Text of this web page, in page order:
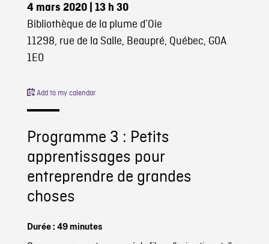
4 mars 2020| 13 h 30
Bibliothèque de la plume d’Oie
11298, rue de la Salle, Beaupré, Québec, G0A
1E0
Add to my calendar
Programme 3 : Petits
apprentissages pour
entreprendre de grandes
choses
Durée : 49 minutes